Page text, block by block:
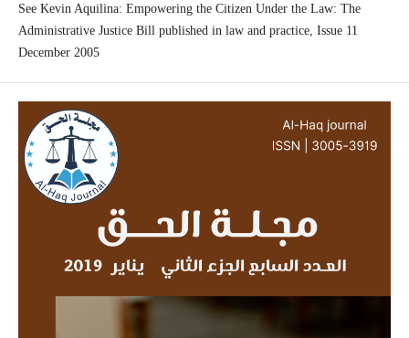
See Kevin Aquilina: Empowering the Citizen Under the Law: The
Administrative Justice Bill published in law and practice, Issue 11
December 2005